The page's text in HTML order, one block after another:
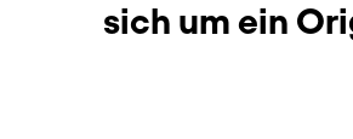
sich um ein